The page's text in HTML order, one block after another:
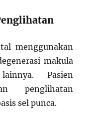
menggunakan
makula
Pasien
penglihatan
sel punca.